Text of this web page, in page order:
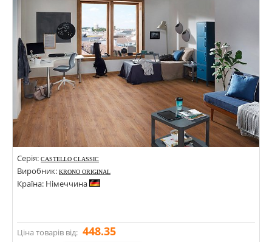
Серія: CASTELLO CLASSIC
Виробник: KRONO ORIGINAL
Країна: Німеччина
Ціна товарів від: 448.35